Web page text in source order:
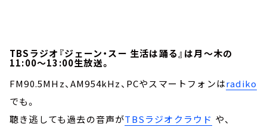
TBSラジオ『ジェーン・スー 生活は踊る』は月～木の
11:00～13:00生放送。
FM90.5MHz、AM954kHz、PCやスマートフォンはradiko
でも。
聴き逃しても過去の音声がTBSラジオクラウド や、